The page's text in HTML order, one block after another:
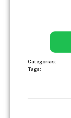
Categorias:
Tags: